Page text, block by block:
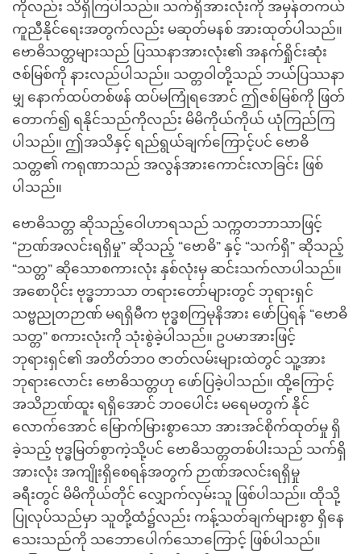
ကိုလည်း သိရှိကြပါသည်။ သက်ရှိအားလုံးကို အမှန်တကယ်
ကူညီနိုင်ရေးအတွက်လည်း မဆုတ်မနစ် အားထုတ်ပါသည်။
ဗောဓိသတ္တများသည် ပြဿနာအားလုံး၏ အနက်ရှိုင်းဆုံး
ဇစ်မြစ်ကို နားလည်ပါသည်။ သတ္တဝါတို့သည် ဘယ်ပြဿနာ
မျှ နောက်ထပ်တစ်ဖန် ထပ်မကြုံရအောင် ဤဇစ်မြစ်ကို ဖြတ်
တောက်၍ ရနိုင်သည်ကိုလည်း မိမိကိုယ်ကိုယ် ယုံကြည်ကြ
ပါသည်။ ဤအသိနှင့် ရည်ရွယ်ချက်ကြောင့်ပင် ဗောဓိ
သတ္တ၏ ကရုဏာသည် အလွန်အားကောင်းလာခြင်း ဖြစ်
ပါသည်။
ဗောဓိသတ္တ ဆိုသည့်ဝေါဟာရသည် သက္ကတဘာသာဖြင့်
“ဉာဏ်အလင်းရရှိမှု” ဆိုသည့် “ဗောဓိ” နှင့် “သက်ရှိ” ဆိုသည့်
“သတ္တ” ဆိုသောစကားလုံး နှစ်လုံးမှ ဆင်းသက်လာပါသည်။
အစောပိုင်း ဗုဒ္ဓဘာသာ တရားတော်များတွင် ဘုရားရှင်
သဗ္ဗညုတဉာဏ် မရရှိမီက ဗုဒ္ဓစကြမုနိအား ဖော်ပြရန် “ဗောဓိ
သတ္တ” စကားလုံးကို သုံးစွဲခဲ့ပါသည်။ ဥပမာအားဖြင့်
ဘုရားရှင်၏ အတိတ်ဘဝ ဇာတ်လမ်းများထဲတွင် သူ့အား
ဘုရားလောင်း ဗောဓိသတ္တဟု ဖော်ပြခဲ့ပါသည်။ ထို့ကြောင့်
အသိဉာဏ်ထူး ရရှိအောင် ဘဝပေါင်း မရေမတွက် နိုင်
လောက်အောင် မြောက်မြားစွာသော အားအင်စိုက်ထုတ်မှု ရှိ
ခဲ့သည့် ဗုဒ္ဓမြတ်စွာကဲ့သို့ပင် ဗောဓိသတ္တတစ်ပါးသည် သက်ရှိ
အားလုံး အကျိုးရှိစေရန်အတွက် ဉာဏ်အလင်းရရှိမှု
ခရီးတွင် မိမိကိုယ်တိုင် လျှောက်လှမ်းသူ ဖြစ်ပါသည်။ ထိုသို့
ပြုလုပ်သည်မှာ သူတို့ထံ၌လည်း ကန့်သတ်ချက်များစွာ ရှိနေ
သေးသည်ကို သဘောပေါက်သောကြောင့် ဖြစ်ပါသည်။